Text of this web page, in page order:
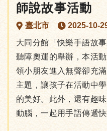
師說故事活動
臺北市
2025-10-
大同分館「快樂手語故
聽障奧運的舉辦，本活
領小朋友進入無聲卻充
主題，讓孩子在活動中
的美好。此外，還有趣
動腦，一起用手語傳遞快